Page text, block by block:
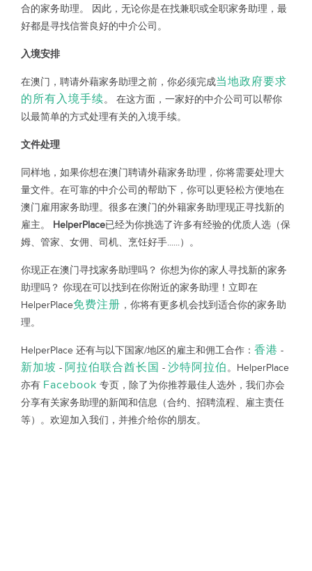
合的家务助理。 因此，无论你是在找兼职或全职家务助理，最
好都是寻找信誉良好的中介公司。
入境安排
在澳门，聘请外藉家务助理之前，你必须完成当地政府要求
的所有入境手续。 在这方面，一家好的中介公司可以帮你
以最简单的方式处理有关的入境手续。
文件处理
同样地，如果你想在澳门聘请外藉家务助理，你将需要处理大
量文件。在可靠的中介公司的帮助下，你可以更轻松方便地在
澳门雇用家务助理。很多在澳门的外籍家务助理现正寻找新的
雇主。 HelperPlace已经为你挑选了许多有经验的优质人选（保
姆、管家、女佣、司机、烹饪好手......）。
你现正在澳门寻找家务助理吗？ 你想为你的家人寻找新的家务
助理吗？ 你现在可以找到在你附近的家务助理！立即在
HelperPlace免费注册 ，你将有更多机会找到适合你的家务助
理。
HelperPlace 还有与以下国家/地区的雇主和佣工合作： 香港 -
新加坡 - 阿拉伯联合酋长国 - 沙特阿拉伯。HelperPlace
亦有 Facebook 专页，除了为你推荐最佳人选外，我们亦会
分享有关家务助理的新闻和信息（合约、招聘流程、雇主责任
等）。欢迎加入我们，并推介给你的朋友。